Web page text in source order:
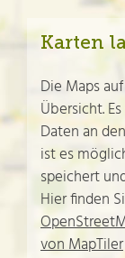
Karten
Die Maps
Übersicht.
Daten an
ist es
speichert
Hier finden
von MapTiler